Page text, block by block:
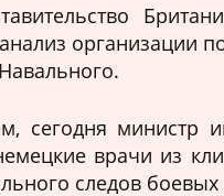
организации
сегодня министр
врачи из
следов